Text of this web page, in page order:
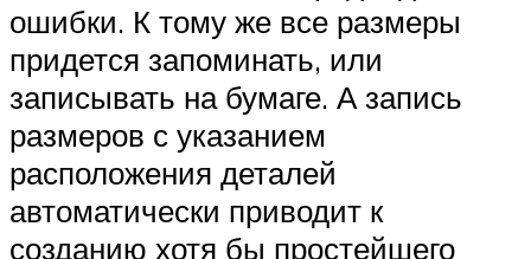
ошибки. К тому же все размеры
придется запоминать, или
записывать на бумаге. А запись
размеров с указанием
расположения деталей
автоматически приводит к
созданию хотя бы простейшего